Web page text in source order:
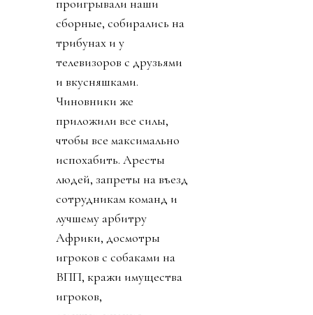
проигрывали наши
сборные, собирались на
трибунах и у
телевизоров с друзьями
и вкусняшками.
Чиновники же
приложили все силы,
чтобы все максимально
испохабить. Аресты
людей, запреты на въезд
сотрудникам команд и
лучшему арбитру
Африки, досмотры
игроков с собаками на
ВПП, кражи имущества
игроков,